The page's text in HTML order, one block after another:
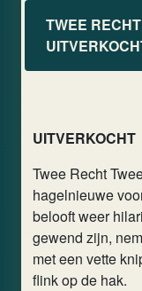
TWEE
UITVERKOCHT
Twee Recht
hagelnieuwe
belooft weer
gewend zijn,
met een vette
flink op de hak.